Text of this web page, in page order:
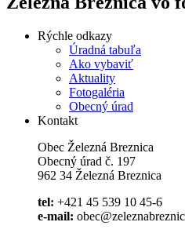
Rýchle odkazy
Úradná tabuľa
Ako vybaviť
Aktuality
Fotogaléria
Obecný úrad
Kontakt
Obec Železná Breznica
Obecný úrad č. 197
962 34 Železná Breznica
tel: +421 45 539 10 45-6
e-mail: